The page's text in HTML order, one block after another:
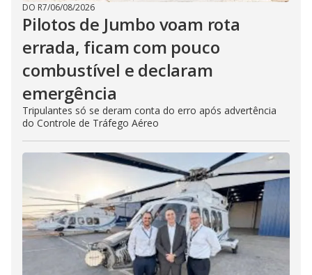
DO R7/06/08/2026
Pilotos de Jumbo voam rota
errada, ficam com pouco
combustível e declaram
emergência
Tripulantes só se deram conta do erro após advertência
do Controle de Tráfego Aéreo